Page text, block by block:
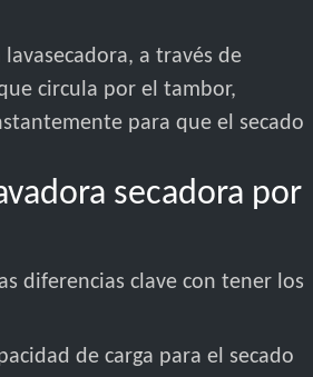
a través de
circula por el tambor,
para que el secado
secadora por
diferencias clave con tener los
de carga para el secado